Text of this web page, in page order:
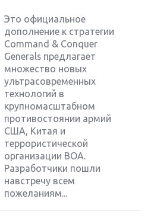
Это официальное
дополнение к стратегии
Command & Conquer
Generals предлагает
множество новых
ультрасовременных
технологий в
крупномасштабном
противостоянии армий
США, Китая и
террористической
организации ВОА.
Разработчики пошли
навстречу всем
пожеланиям...